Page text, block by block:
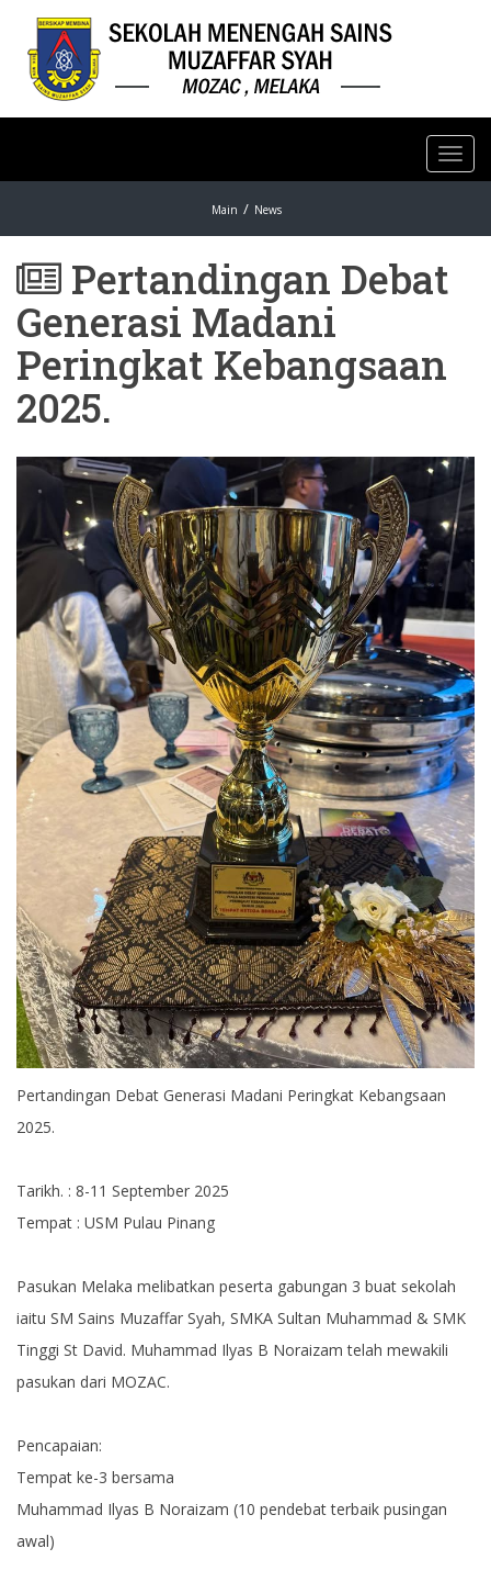
Main News
Pertandingan Debat
Generasi Madani
Peringkat Kebangsaan
2025.
Pertandingan Debat Generasi Madani Peringkat Kebangsaan
2025.
Tarikh. : 8-11 September 2025
Tempat : USM Pulau Pinang
Pasukan Melaka melibatkan peserta gabungan 3 buat sekolah
iaitu SM Sains Muzaffar Syah, SMKA Sultan Muhammad & SMK
Tinggi St David. Muhammad Ilyas B Noraizam telah mewakili
pasukan dari MOZAC.
Pencapaian:
Tempat ke-3 bersama
Muhammad Ilyas B Noraizam (10 pendebat terbaik pusingan
awal)